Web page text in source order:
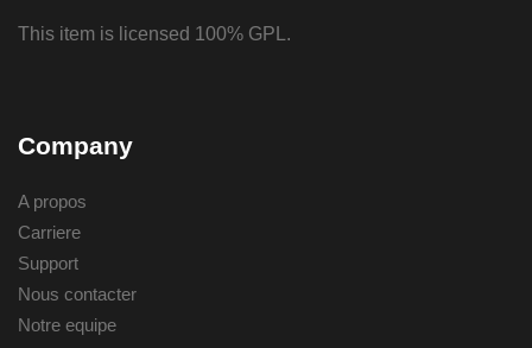
This item is licensed 100% GPL.
Company
A propos
Carriere
Support
Nous contacter
Notre equipe